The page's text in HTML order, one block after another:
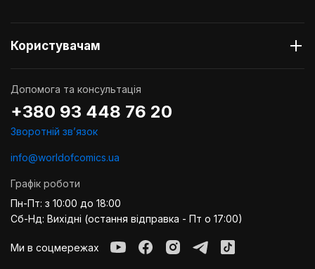
Користувачам
Допомога та консультація
+380 93 448 76 20
Зворотній звʼязок
info@worldofcomics.ua
Графік роботи
Пн-Пт: з 10:00 до 18:00
Сб-Нд: Вихідні (остання відправка - Пт о 17:00)
Ми в соцмережах